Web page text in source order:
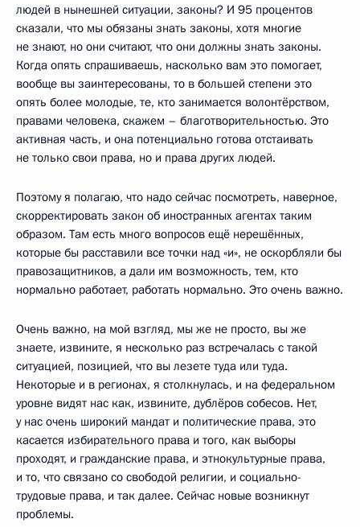
людей в нынешней ситуации, законы? И 95 процентов
сказали, что мы обязаны знать законы, хотя многие
не знают, но они считают, что они должны знать законы.
Когда опять спрашиваешь, насколько вам это помогает,
вообще вы заинтересованы, то в большей степени это
опять более молодые, те, кто занимается волонтёрством,
правами человека, скажем – благотворительностью. Это
активная часть, и она потенциально готова отстаивать
не только свои права, но и права других людей.
Поэтому я полагаю, что надо сейчас посмотреть, наверное,
скорректировать закон об иностранных агентах таким
образом. Там есть много вопросов ещё нерешённых,
которые бы расставили все точки над «и», не оскорбляли бы
правозащитников, а дали им возможность, тем, кто
нормально работает, работать нормально. Это очень важно.
Очень важно, на мой взгляд, мы же не просто, вы же
знаете, извините, я несколько раз встречалась с такой
ситуацией, позицией, что вы лезете туда или туда.
Некоторые и в регионах, я столкнулась, и на федеральном
уровне видят нас как, извините, дублёров собесов. Нет,
у нас очень широкий мандат и политические права, это
касается избирательного права и того, как выборы
проходят, и гражданские права, и этнокультурные права,
и то, что связано со свободой религии, и социально-
трудовые права, и так далее. Сейчас новые возникнут
проблемы.